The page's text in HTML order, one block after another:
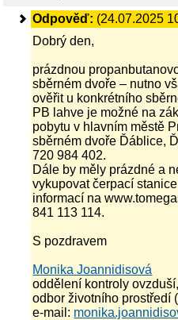
Odpověď: (24.07.2025
Dobrý den,
prázdnou
sběrném dvoře – nutno
ověřit u konkrétního
PB lahve je možné na
pobytu v hlavním městě
sběrném dvoře Ďáblice,
720 984 402.
Dále by měly prázdné a
vykupovat čerpací
informací na
841 113 114.
S pozdravem
Monika Joannidisová
oddělení kontroly
odbor životního prostředí
e-mail: